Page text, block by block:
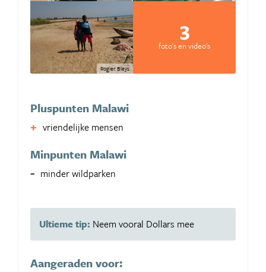
Rogier Bleys
3
foto's en video's
Pluspunten Malawi
vriendelijke mensen
Minpunten Malawi
minder wildparken
Ultieme tip: Neem vooral Dollars mee
Aangeraden voor: